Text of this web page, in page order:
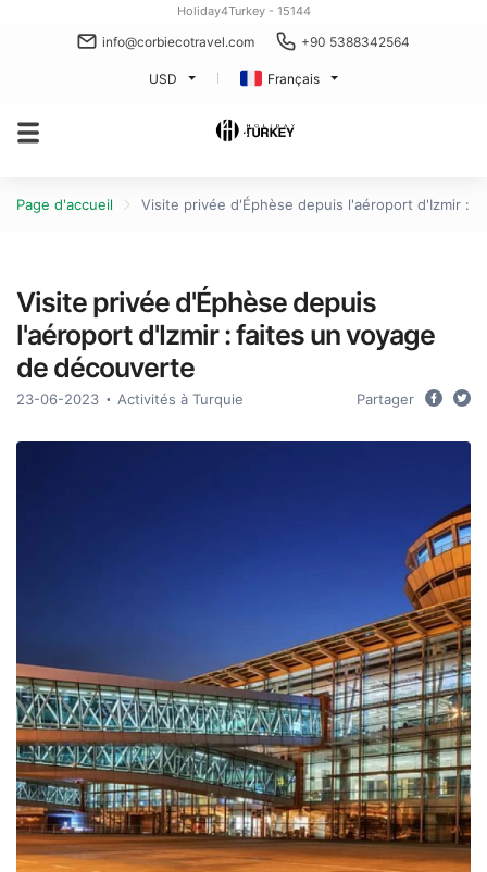
Holiday4Turkey - 15144
info@corbiecotravel.com +90 5388342564
USD Français
Page d'accueil Visite privée d'Éphèse depuis l'aéroport d'Izmir :
Visite privée d'Éphèse depuis
l'aéroport d'Izmir : faites un voyage
de découverte
23-06-2023 Activités à Turquie Partager